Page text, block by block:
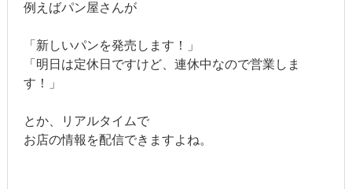
例えばパン屋さんが
「新しいパンを発売します！」
「明日は定休日ですけど、連休中なので営業しま
す！」
とか、リアルタイムで
お店の情報を配信できますよね。